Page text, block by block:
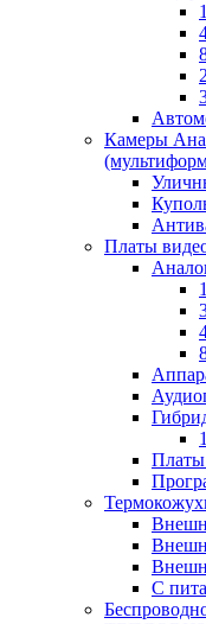
Камеры
Платы
С